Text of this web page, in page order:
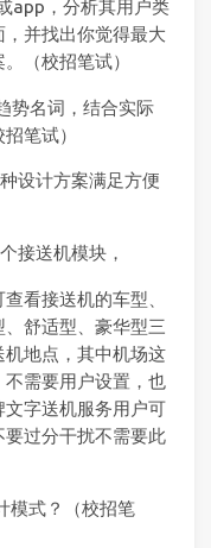
app，分析其用户类
并找出你觉得最大
（校招笔试）
势名词，结合实际
笔试）
设计方案满足方便
接送机模块，
看接送机的车型、
舒适型、豪华型三
地点，其中机场这
需要用户设置，也
字送机服务用户可
过分干扰不需要此
模式？（校招笔